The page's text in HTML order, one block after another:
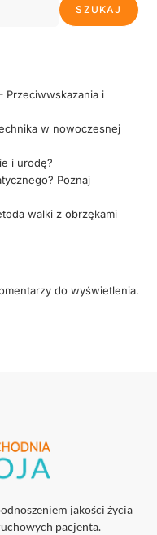
SZUKAJ
Przeciwwskazania i
w nowoczesnej
i urodę?
Poznaj
walki z obrzękami
do wyświetlenia.
jakości życia
pacjenta.